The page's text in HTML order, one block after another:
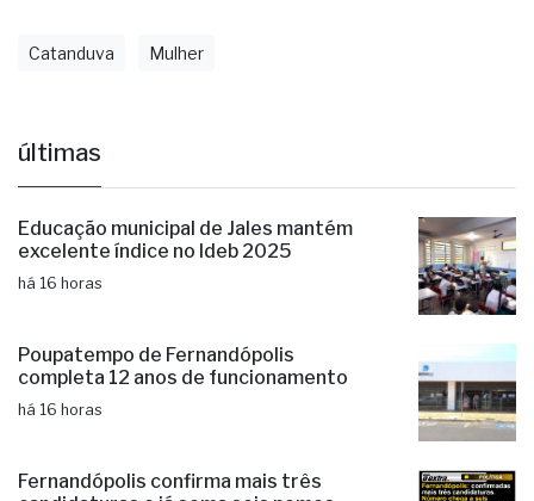
Catanduva Mulher
últimas
Educação municipal de Jales mantém
excelente índice no Ideb 2025
há 16 horas
Poupatempo de Fernandópolis
completa 12 anos de funcionamento
há 16 horas
Fernandópolis confirma mais três